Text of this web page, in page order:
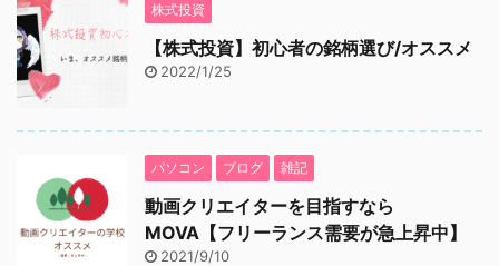
株式投資
【株式投資】初心者の銘柄選び/オススメ
2022/1/25
パソコン ブログ 雑記
動画クリエイターを目指すなら
MOVA【フリーランス需要が急上昇中】
2021/9/10